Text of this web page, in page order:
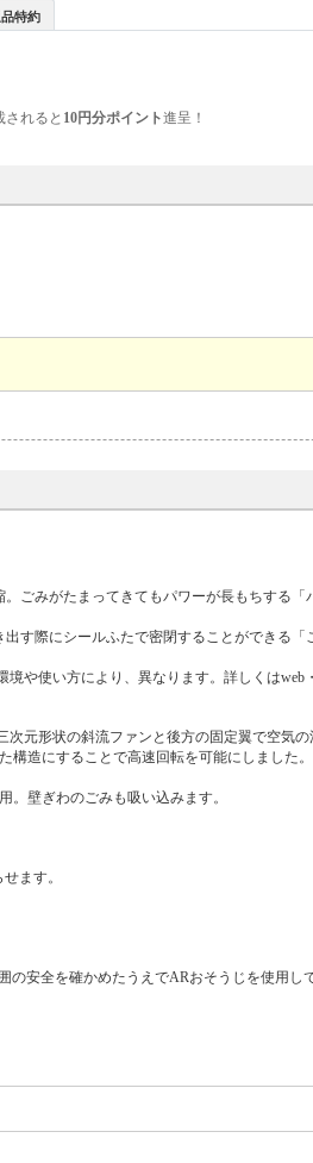
特約
れると 10円分ポイント進呈！
ごみがたまってきてもパワーが長もちする
す際にシールふたで密閉することができる
や使い方により、異なります。詳しくはweb
元形状の斜流ファンと後方の固定翼で空気の
構造にすることで高速回転を可能にしました
。壁ぎわのごみも吸い込みます。
ます。
安全を確かめたうえでARおそうじを使用し